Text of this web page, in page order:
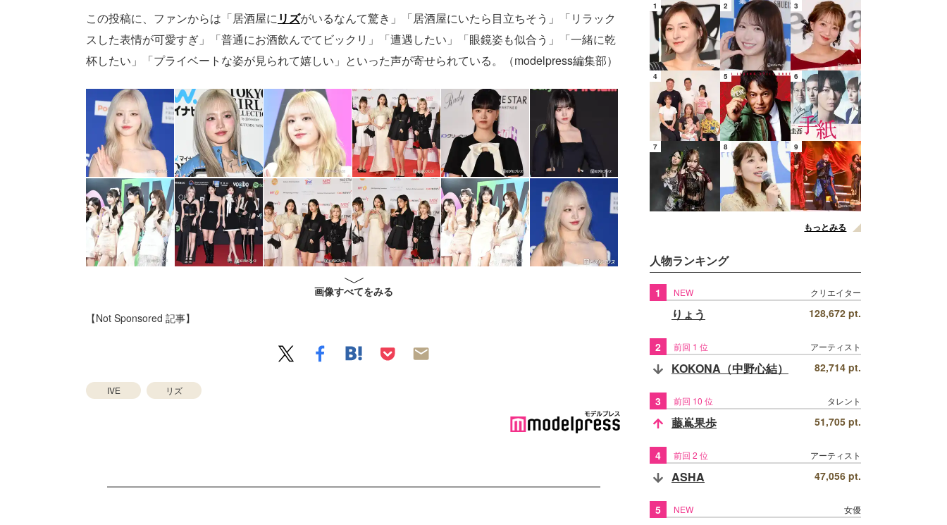
この投稿に、ファンからは「居酒屋にリズがいるなんて驚き」「居酒屋にいたら目立ちそう」「リラック
スした表情が可愛すぎ」「普通にお酒飲んでてビックリ」「遭遇したい」「眼鏡姿も似合う」「一緒に乾
杯したい」「プライベートな姿が見られて嬉しい」といった声が寄せられている。（modelpress編集部）
画像すべてをみる
【Not Sponsored 記事】
IVE リズ
1 2 3
4 5 6
7 8 9
もっとみる
人物ランキング
1 NEW クリエイター
りょう 128,672 pt.
2 前回 1 位 アーティスト
KOKONA（中野心結） 82,714 pt.
3 前回 10 位 タレント
藤嶌果歩 51,705 pt.
4 前回 2 位 アーティスト
ASHA 47,056 pt.
5 NEW 女優